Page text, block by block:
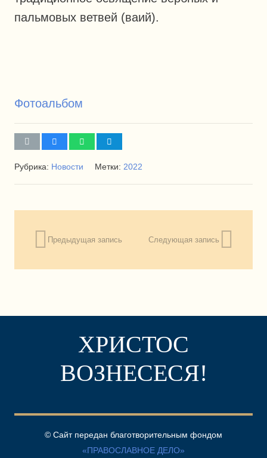
пальмовых ветвей (ваий).
Фотоальбом
Рубрика: Новости Метки: 2022
Предыдущая запись Следующая запись
ХРИСТОС
ВОЗНЕСЕСЯ!
© Сайт передан благотворительным фондом
«ПРАВОСЛАВНОЕ ДЕЛО»